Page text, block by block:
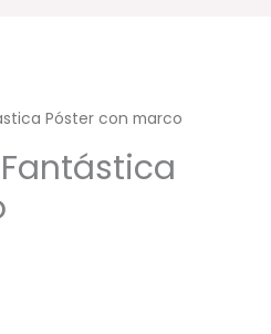
Póster con marco